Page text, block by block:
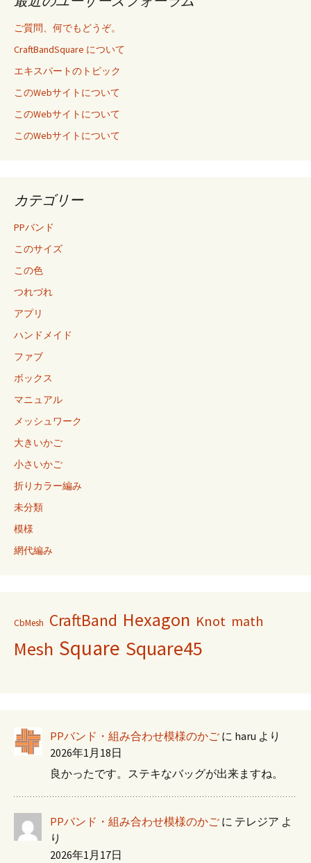
ご質問、何でもどうぞ。
CraftBandSquare について
エキスパートのトピック
このWebサイトについて
このWebサイトについて
このWebサイトについて
カテゴリー
PPバンド
このサイズ
この色
つれづれ
アプリ
ハンドメイド
ファブ
ボックス
マニュアル
メッシュワーク
大きいかご
小さいかご
折りカラー編み
未分類
模様
網代編み
CbMesh CraftBand Hexagon Knot math
Mesh Square Square45
PPバンド・組み合わせ模様のかご に haru より
2026年1月18日
良かったです。ステキなバッグが出来ますね。
PPバンド・組み合わせ模様のかご に テレジア よ
り
2026年1月17日